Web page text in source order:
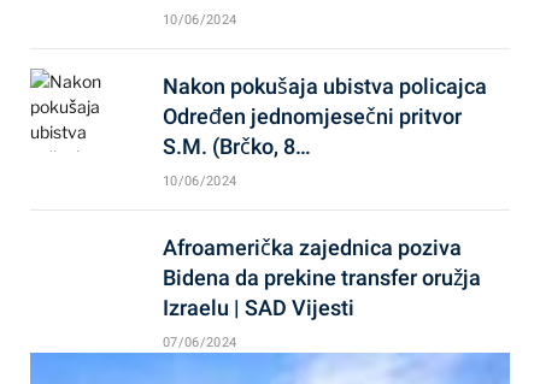
10/06/2024
Nakon pokušaja ubistva policajca
Određen jednomjesečni pritvor
S.M. (Brčko, 8…
10/06/2024
Afroamerička zajednica poziva
Bidena da prekine transfer oružja
Izraelu | SAD Vijesti
07/06/2024